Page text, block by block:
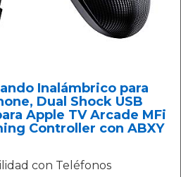
Inalámbrico para
Dual Shock USB
Apple TV Arcade MFi
Controller con ABXY
con Teléfonos